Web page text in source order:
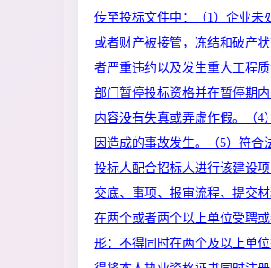
传至投标文件中：（1）企业未
或者财产被接管，冻结和破产
者严重违约以及发生重大工程
部门暂停投标资格并在暂停期
内容没有失真或弄虚作假。（4
因造成的事故发生。（5）符
投标人配合招标人进行该建设
交底、事项、报审流程、提交
在两个或者两个以上单位受聘
形：不得同时在两个及以上单